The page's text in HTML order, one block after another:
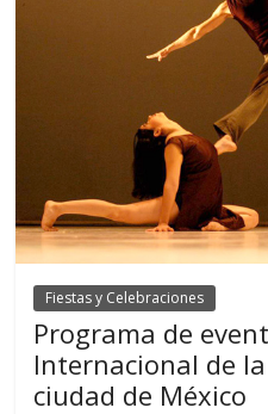
Fiestas y Celebraciones
Programa de
Internacional de
ciudad de México